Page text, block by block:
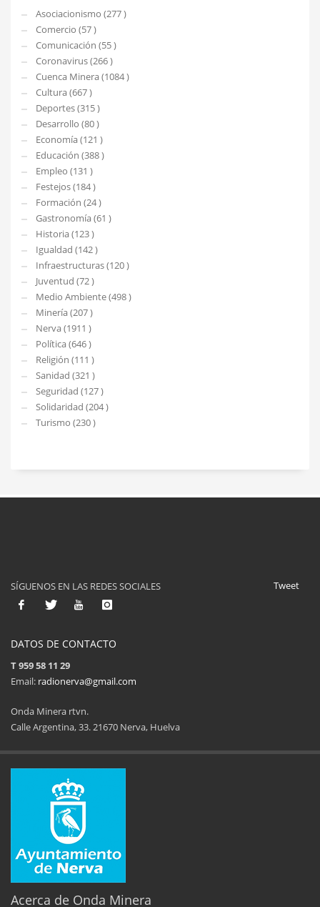
Asociacionismo (277 )
Comercio (57 )
Comunicación (55 )
Coronavirus (266 )
Cuenca Minera (1084 )
Cultura (667 )
Deportes (315 )
Desarrollo (80 )
Economía (121 )
Educación (388 )
Empleo (131 )
Festejos (184 )
Formación (24 )
Gastronomía (61 )
Historia (123 )
Igualdad (142 )
Infraestructuras (120 )
Juventud (72 )
Medio Ambiente (498 )
Minería (207 )
Nerva (1911 )
Política (646 )
Religión (111 )
Sanidad (321 )
Seguridad (127 )
Solidaridad (204 )
Turismo (230 )
Tweet
SÍGUENOS EN LAS REDES SOCIALES
DATOS DE CONTACTO
T 959 58 11 29
Email: radionerva@gmail.com
Onda Minera rtvn.
Calle Argentina, 33. 21670 Nerva, Huelva
Acerca de Onda Minera